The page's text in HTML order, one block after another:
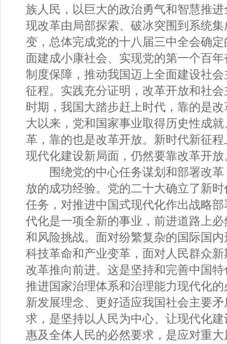
族人民，以巨大的政治勇气和智慧推
现改革由局部探索、破冰突围到系统
变，总体完成党的十八届三中全会确
面建成小康社会、实现党的第一个百
制度保障，推动我国迈上全面建设社
征程。实践充分证明，改革开放和社
时期，我国大踏步赶上时代，靠的是
大以来，党和国家事业取得历史性成
革，靠的也是改革开放。新时代新征
现代化建设新局面，仍然要靠改革开放
围绕党的中心任务谋划和部署改革
放的成功经验。党的二十大确立了新
任务，对推进中国式现代化作出战略
代化是一项全新的事业，前进道路上
和风险挑战。面对纷繁复杂的国际国
科技革命和产业变革，面对人民群众
改革推向前进。这是坚持和完善中国
推进国家治理体系和治理能力现代化
新发展理念、更好适应我国社会主要
求，是坚持以人民为中心、让现代化
惠及全体人民的必然要求，是应对重